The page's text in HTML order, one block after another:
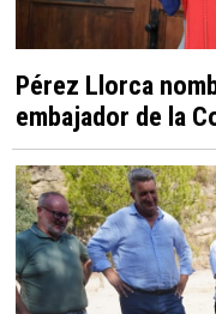
Pérez Llorca
embajador de la